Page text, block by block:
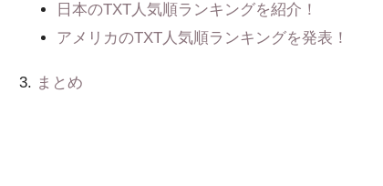
日本のTXT人気順ランキングを紹介！
アメリカのTXT人気順ランキングを発表！
まとめ